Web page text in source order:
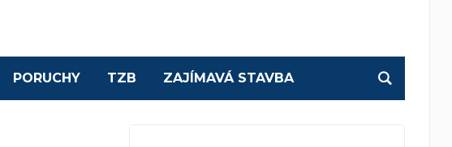
PORUCHY TZB ZAJÍMAVÁ STAVBA